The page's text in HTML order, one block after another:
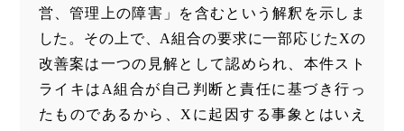
営、管理上の障害」を含むという解釈を示しま
した。その上で、A組合の要求に一部応じたXの
改善案は一つの見解として認められ、本件スト
ライキはA組合が自己判断と責任に基づき行っ
たものであるから、Xに起因する事象とはいえ